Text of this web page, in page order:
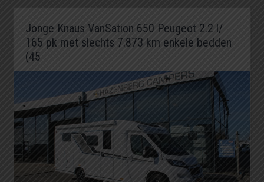
Jonge Knaus VanSation 650 Peugeot 2.2 l/
165 pk met slechts 7.873 km enkele bedden
(45